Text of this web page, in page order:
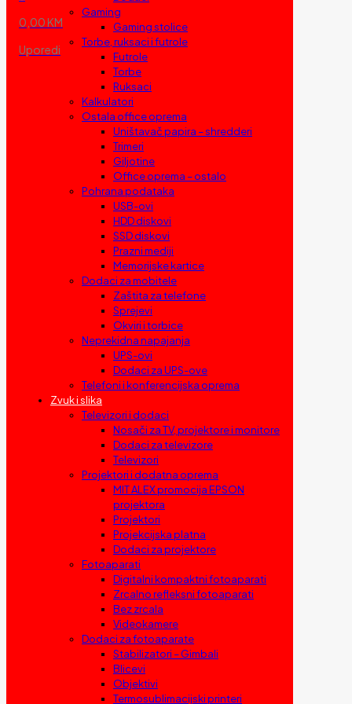
0,00 KM
Uporedi
Gaming
Gaming stolice
Torbe, ruksaci i futrole
Futrole
Torbe
Ruksaci
Kalkulatori
Ostala office oprema
Uništavač papira – shredderi
Trimeri
Giljotine
Office oprema – ostalo
Pohrana podataka
USB-ovi
HDD diskovi
SSD diskovi
Prazni mediji
Memorijske kartice
Dodaci za mobitele
Zaštita za telefone
Sprejevi
Okviri i torbice
Neprekidna napajanja
UPS-ovi
Dodaci za UPS-ove
Telefoni i konferencijska oprema
Zvuk i slika
Televizori i dodaci
Nosači za TV, projektore i monitore
Dodaci za televizore
Televizori
Projektori i dodatna oprema
MIT ALEX promocija EPSON
projektora
Projektori
Projekcijska platna
Dodaci za projektore
Fotoaparati
Digitalni kompaktni fotoaparati
Zrcalno refleksni fotoaparati
Bez zrcala
Videokamere
Dodaci za fotoaparate
Stabilizatori – Gimbali
Blicevi
Objektivi
Termosublimacijski printeri